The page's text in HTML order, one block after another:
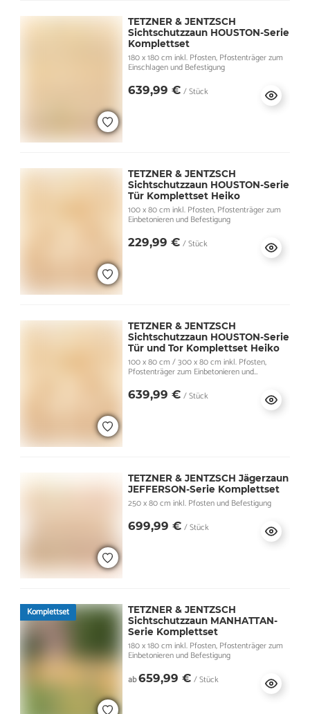
TETZNER & JENTZSCH
Sichtschutzzaun HOUSTON-Serie
Komplettset
180 x 180 cm inkl. Pfosten, Pfostenträger zum
Einschlagen und Befestigung
639,99 € / Stück
TETZNER & JENTZSCH
Sichtschutzzaun HOUSTON-Serie
Tür Komplettset Heiko
100 x 80 cm inkl. Pfosten, Pfostenträger zum
Einbetonieren und Befestigung
229,99 € / Stück
TETZNER & JENTZSCH
Sichtschutzzaun HOUSTON-Serie
Tür und Tor Komplettset Heiko
100 x 80 cm / 300 x 80 cm inkl. Pfosten,
Pfostenträger zum Einbetonieren und
639,99 € / Stück
TETZNER & JENTZSCH Jägerzaun
JEFFERSON-Serie Komplettset
250 x 80 cm inkl. Pfosten und Befestigung
699,99 € / Stück
Komplettset
TETZNER & JENTZSCH
Sichtschutzzaun MANHATTAN-
Serie Komplettset
180 x 180 cm inkl. Pfosten, Pfostenträger zum
Einbetonieren und Befestigung
ab659,99 € / Stück